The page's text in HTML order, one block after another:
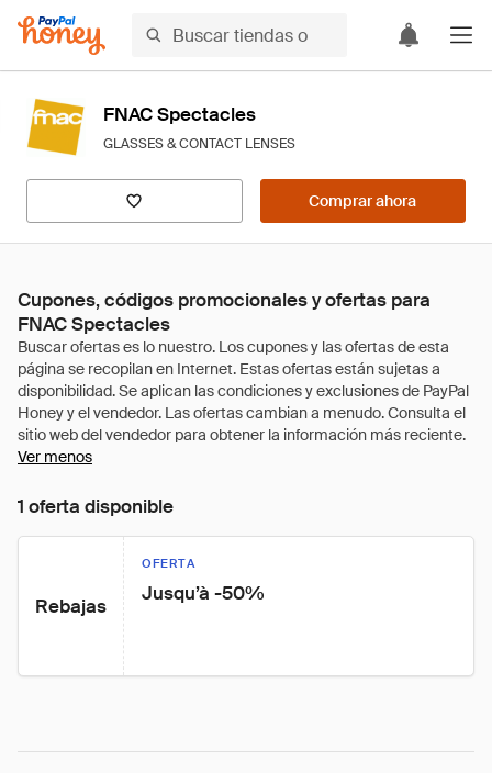
FNAC Spectacles
GLASSES & CONTACT LENSES
Comprar ahora
Cupones, códigos promocionales y ofertas para
FNAC Spectacles
Ver menos
1 oferta disponible
Rebajas
OFERTA
Jusqu’à -50%